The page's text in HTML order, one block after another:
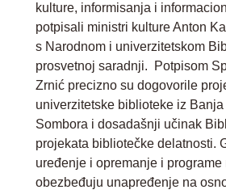
kulture, informisanja i
potpisali ministri kulture Anton
s Narodnom i univerzitetskom
prosvetnoj saradnji. Potpisom
Zrnić precizno su dogovorile
univerzitetske biblioteke iz
Sombora i dosadašnji učinak
projekata bibliotečke delatnosti.
uređenje i opremanje i
obezbeđuju unapređenje na